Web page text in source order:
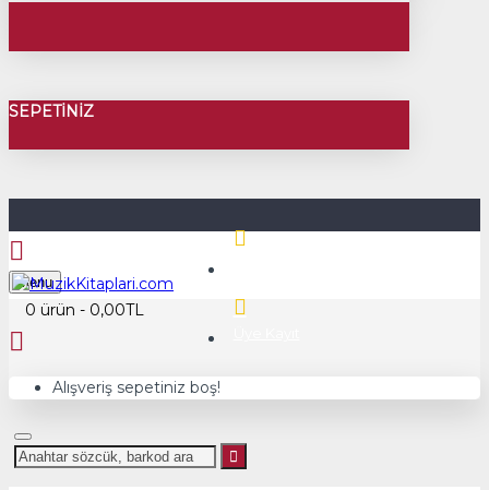
SEPETINIZ
Menu
0 ürün - 0,00TL
Alışveriş sepetiniz boş!